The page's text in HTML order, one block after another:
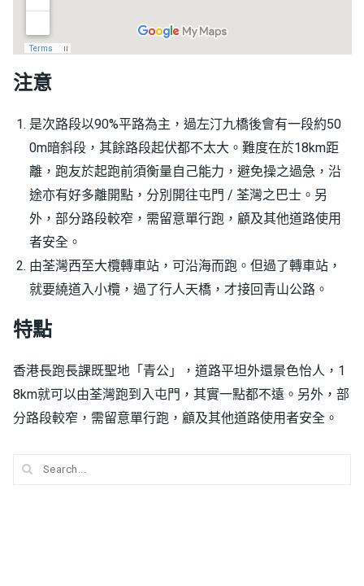
注意
是次路段以90%平路為主，過左汀九橋後會有一段約50
0m暗斜段，其餘路段起伏都不太大。難度在於18km距
離，跑友於起跑前須衡量自己能力，避免操之過急，沿
途亦有好多離開點，分別開往屯門 / 荃灣之巴士。另
外，部分路段較窄，需留意單行跑，顧及其他道路使用
者安全。
由荃灣西至大欖轉車站，可沿海而跑。但過了轉車站，
就要繞道入小欖，過了行人天橋，才接回青山公路。
特點
香港長跑長課既聖地「青公」，道路平坦外還景色怡人，1
8km就可以由荃灣跑到入屯門，其實一點都不遠。另外， 部
分路段較窄，需留意單行跑，顧及其他道路使用者安全。